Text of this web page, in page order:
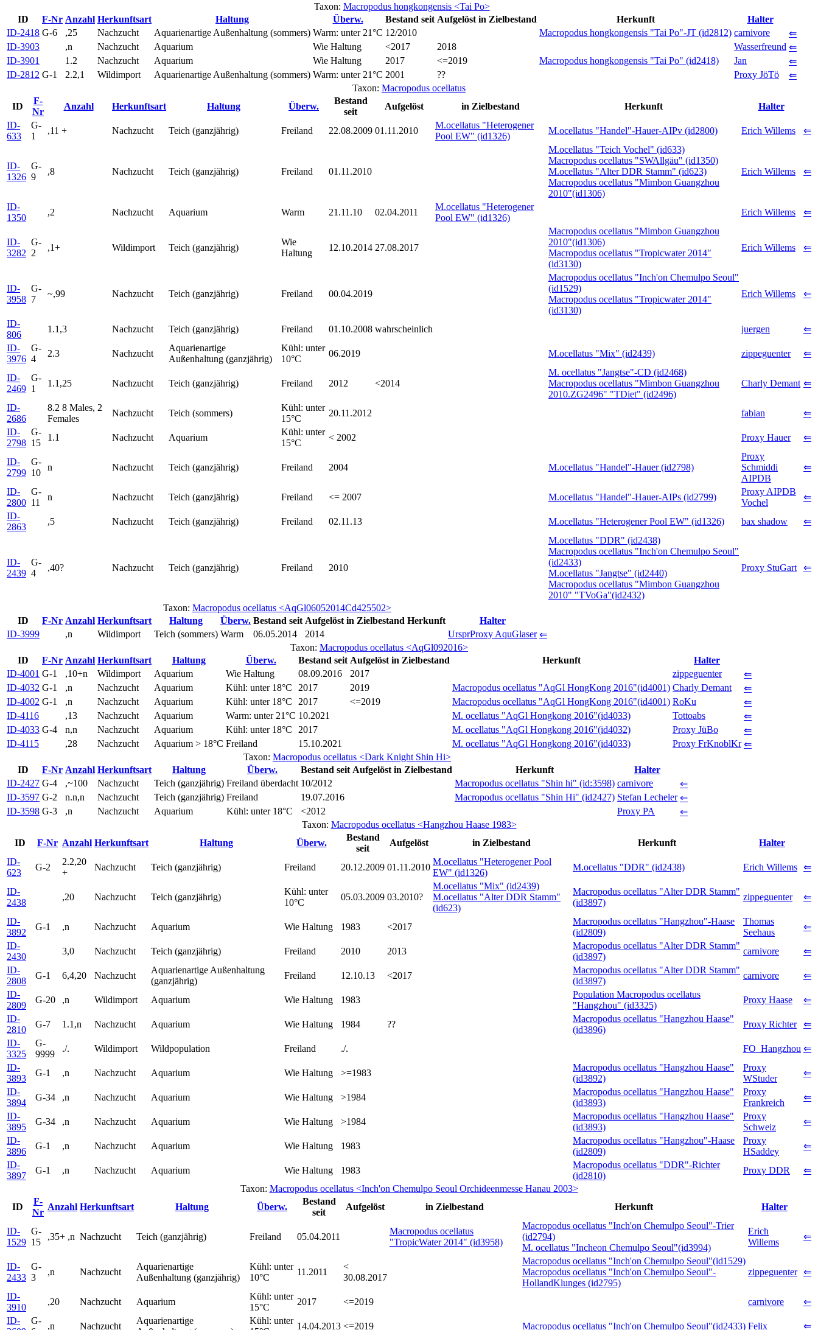
Taxon: Macropodus hongkongensis <Tai Po>
ID
F-Nr Anzahl Herkunftsart Haltung Überw. Bestand seit Aufgelöst in Zielbestand Herkunft
Halter
ID-2418 G-6 ,25 Nachzucht Aquarienartige Außenhaltung (sommers) Warm: unter 21°C 12/2010 Macropodus hongkongensis "Tai Po"-JT (id2812) carnivore
⇐
ID-3903
,n Nachzucht Aquarium Wie Haltung <2017 2018 Wasserfreund ⇐
ID-3901
1.2 Nachzucht Aquarium Wie Haltung 2017 <=2019 Macropodus hongkongensis "Tai Po" (id2418) Jan
⇐
ID-2812 G-1 2.2,1 Wildimport Aquarienartige Außenhaltung (sommers) Warm: unter 21°C 2001 ?? Proxy JöTö
⇐
Taxon: Macropodus ocellatus
ID
F-
Nr
Anzahl Herkunftsart Haltung Überw.
Bestand
seit
Aufgelöst in Zielbestand Herkunft
Halter
ID-
633
G-
1
,11 + Nachzucht Teich (ganzjährig) Freiland 22.08.2009 01.11.2010
M.ocellatus "Heterogener
Pool EW" (id1326)
M.ocellatus "Handel"-Hauer-AIPv (id2800) Erich Willems ⇐
ID-
1326
G-
9
,8 Nachzucht Teich (ganzjährig) Freiland 01.11.2010
M.ocellatus "Teich Vochel" (id633)
Macropodus ocellatus "SWAllgäu" (id1350)
M.ocellatus "Alter DDR Stamm" (id623)
Macropodus ocellatus "Mimbon Guangzhou
2010"(id1306)
Erich Willems ⇐
ID-
1350
,2 Nachzucht Aquarium Warm 21.11.10 02.04.2011
M.ocellatus "Heterogener
Pool EW" (id1326)
Erich Willems ⇐
ID-
3282
G-
2
,1+ Wildimport Teich (ganzjährig)
Wie
Haltung
12.10.2014 27.08.2017
Macropodus ocellatus "Mimbon Guangzhou
2010"(id1306)
Macropodus ocellatus "Tropicwater 2014"
(id3130)
Erich Willems ⇐
ID-
3958
G-
7
~,99 Nachzucht Teich (ganzjährig) Freiland 00.04.2019
Macropodus ocellatus "Inch'on Chemulpo Seoul"
(id1529)
Macropodus ocellatus "Tropicwater 2014"
(id3130)
Erich Willems ⇐
ID-
806
1.1,3 Nachzucht Teich (ganzjährig) Freiland 01.10.2008 wahrscheinlich juergen
⇐
ID-
3976
G-
4
2.3 Nachzucht
Aquarienartige
Außenhaltung (ganzjährig)
Kühl: unter
10°C
06.2019 M.ocellatus "Mix" (id2439) zippeguenter ⇐
ID-
2469
G-
1
1.1,25 Nachzucht Teich (ganzjährig) Freiland 2012 <2014
M. ocellatus "Jangtse"-CD (id2468)
Macropodus ocellatus "Mimbon Guangzhou
2010.ZG2496" "TDiet" (id2496)
Charly Demant ⇐
ID-
2686
8.2 8 Males, 2
Females
Nachzucht Teich (sommers)
Kühl: unter
15°C
20.11.2012 fabian
⇐
ID-
2798
G-
15
1.1 Nachzucht Aquarium
Kühl: unter
15°C
< 2002 Proxy Hauer ⇐
ID-
2799
G-
10
n Nachzucht Teich (ganzjährig) Freiland 2004 M.ocellatus "Handel"-Hauer (id2798)
Proxy
Schmiddi
AIPDB
⇐
ID-
2800
G-
11
n Nachzucht Teich (ganzjährig) Freiland <= 2007 M.ocellatus "Handel"-Hauer-AIPs (id2799)
Proxy AIPDB
Vochel
⇐
ID-
2863
,5 Nachzucht Teich (ganzjährig) Freiland 02.11.13 M.ocellatus "Heterogener Pool EW" (id1326) bax shadow ⇐
ID-
2439
G-
4
,40? Nachzucht Teich (ganzjährig) Freiland 2010
M.ocellatus "DDR" (id2438)
Macropodus ocellatus "Inch'on Chemulpo Seoul"
(id2433)
M.ocellatus "Jangtse" (id2440)
Macropodus ocellatus "Mimbon Guangzhou
2010" "TVoGa"(id2432)
Proxy StuGart ⇐
Taxon: Macropodus ocellatus <AqGl06052014Cd425502>
ID
F-Nr Anzahl Herkunftsart Haltung Überw. Bestand seit Aufgelöst in Zielbestand Herkunft
Halter
ID-3999
,n Wildimport Teich (sommers) Warm 06.05.2014 2014 UrsprProxy AquGlaser ⇐
Taxon: Macropodus ocellatus <AqGl092016>
ID
F-Nr Anzahl Herkunftsart Haltung Überw. Bestand seit Aufgelöst in Zielbestand Herkunft
Halter
ID-4001 G-1 ,10+n Wildimport Aquarium Wie Haltung 08.09.2016 2017 zippeguenter
⇐
ID-4032 G-1 ,n Nachzucht Aquarium Kühl: unter 18°C 2017 2019 Macropodus ocellatus "AqGl HongKong 2016"(id4001) Charly Demant
⇐
ID-4002 G-1 ,n Nachzucht Aquarium Kühl: unter 18°C 2017 <=2019 Macropodus ocellatus "AqGl HongKong 2016"(id4001) RoKu
⇐
ID-4116
,13 Nachzucht Aquarium Warm: unter 21°C 10.2021 M. ocellatus "AqGl Hongkong 2016"(id4033) Tottoabs
⇐
ID-4033 G-4 n,n Nachzucht Aquarium Kühl: unter 18°C 2017 M. ocellatus "AqGl Hongkong 2016"(id4032) Proxy JüBo
⇐
ID-4115
,28 Nachzucht Aquarium > 18°C Freiland 15.10.2021 M. ocellatus "AqGl Hongkong 2016"(id4033) Proxy FrKnoblKr ⇐
Taxon: Macropodus ocellatus <Dark Knight Shin Hi>
ID
F-Nr Anzahl Herkunftsart Haltung Überw. Bestand seit Aufgelöst in Zielbestand Herkunft
Halter
ID-2427 G-4 ,~100 Nachzucht Teich (ganzjährig) Freiland überdacht 10/2012 Macropodus ocellatus "Shin hi" (id:3598) carnivore
⇐
ID-3597 G-2 n.n,n Nachzucht Teich (ganzjährig) Freiland 19.07.2016 Macropodus ocellatus "Shin Hi" (id2427) Stefan Lecheler ⇐
ID-3598 G-3 ,n Nachzucht Aquarium Kühl: unter 18°C <2012 Proxy PA
⇐
Taxon: Macropodus ocellatus <Hangzhou Haase 1983>
ID
F-Nr Anzahl Herkunftsart Haltung Überw.
Bestand
seit
Aufgelöst in Zielbestand Herkunft
Halter
ID-
623
G-2
2.2,20
+
Nachzucht Teich (ganzjährig) Freiland 20.12.2009 01.11.2010
M.ocellatus "Heterogener Pool
EW" (id1326)
M.ocellatus "DDR" (id2438) Erich Willems ⇐
ID-
2438
,20 Nachzucht Teich (ganzjährig)
Kühl: unter
10°C
05.03.2009 03.2010?
M.ocellatus "Mix" (id2439)
M.ocellatus "Alter DDR Stamm"
(id623)
Macropodus ocellatus "Alter DDR Stamm"
(id3897)
zippeguenter ⇐
ID-
3892
G-1 ,n Nachzucht Aquarium Wie Haltung 1983 <2017
Macropodus ocellatus "Hangzhou"-Haase
(id2809)
Thomas
Seehaus
⇐
ID-
2430
3,0 Nachzucht Teich (ganzjährig) Freiland 2010 2013
Macropodus ocellatus "Alter DDR Stamm"
(id3897)
carnivore
⇐
ID-
2808
G-1 6,4,20 Nachzucht
Aquarienartige Außenhaltung
(ganzjährig)
Freiland 12.10.13 <2017
Macropodus ocellatus "Alter DDR Stamm"
(id3897)
carnivore
⇐
ID-
2809
G-20 ,n Wildimport Aquarium Wie Haltung 1983
Population Macropodus ocellatus
"Hangzhou" (id3325)
Proxy Haase
⇐
ID-
2810
G-7 1.1,n Nachzucht Aquarium Wie Haltung 1984 ??
Macropodus ocellatus "Hangzhou Haase"
(id3896)
Proxy Richter
⇐
ID-
3325
G-
9999
./. Wildimport Wildpopulation Freiland ./. FO_Hangzhou ⇐
ID-
3893
G-1 ,n Nachzucht Aquarium Wie Haltung >=1983
Macropodus ocellatus "Hangzhou Haase"
(id3892)
Proxy
WStuder
⇐
ID-
3894
G-34 ,n Nachzucht Aquarium Wie Haltung >1984
Macropodus ocellatus "Hangzhou Haase"
(id3893)
Proxy
Frankreich
⇐
ID-
3895
G-34 ,n Nachzucht Aquarium Wie Haltung >1984
Macropodus ocellatus "Hangzhou Haase"
(id3893)
Proxy
Schweiz
⇐
ID-
3896
G-1 ,n Nachzucht Aquarium Wie Haltung 1983
Macropodus ocellatus "Hangzhou"-Haase
(id2809)
Proxy
HSaddey
⇐
ID-
3897
G-1 ,n Nachzucht Aquarium Wie Haltung 1983
Macropodus ocellatus "DDR"-Richter
(id2810)
Proxy DDR
⇐
Taxon: Macropodus ocellatus <Inch'on Chemulpo Seoul Orchideenmesse Hanau 2003>
ID
F-
Nr
Anzahl Herkunftsart Haltung Überw.
Bestand
seit
Aufgelöst in Zielbestand Herkunft Halter
ID-
1529
G-
15
,35+ ,n Nachzucht Teich (ganzjährig) Freiland 05.04.2011
Macropodus ocellatus
"TropicWater 2014" (id3958)
Macropodus ocellatus "Inch'on Chemulpo Seoul"-Trier
(id2794)
M. ocellatus "Incheon Chemulpo Seoul"(id3994)
Erich
Willems
⇐
ID-
2433
G-
3
,n Nachzucht
Aquarienartige
Außenhaltung (ganzjährig)
Kühl: unter
10°C
11.2011
<
30.08.2017
Macropodus ocellatus "Inch'on Chemulpo Seoul"(id1529)
Macropodus ocellatus "Inch'on Chemulpo Seoul"-
HollandKlunges (id2795)
zippeguenter ⇐
ID-
3910
,20 Nachzucht Aquarium
Kühl: unter
15°C
2017 <=2019 carnivore
⇐
ID-
G-
,n Nachzucht
Aquarienartige
Kühl: unter
14.04.2013 <=2019 Macropodus ocellatus "Inch'on Chemulpo Seoul"(id2433) Felix ⇐